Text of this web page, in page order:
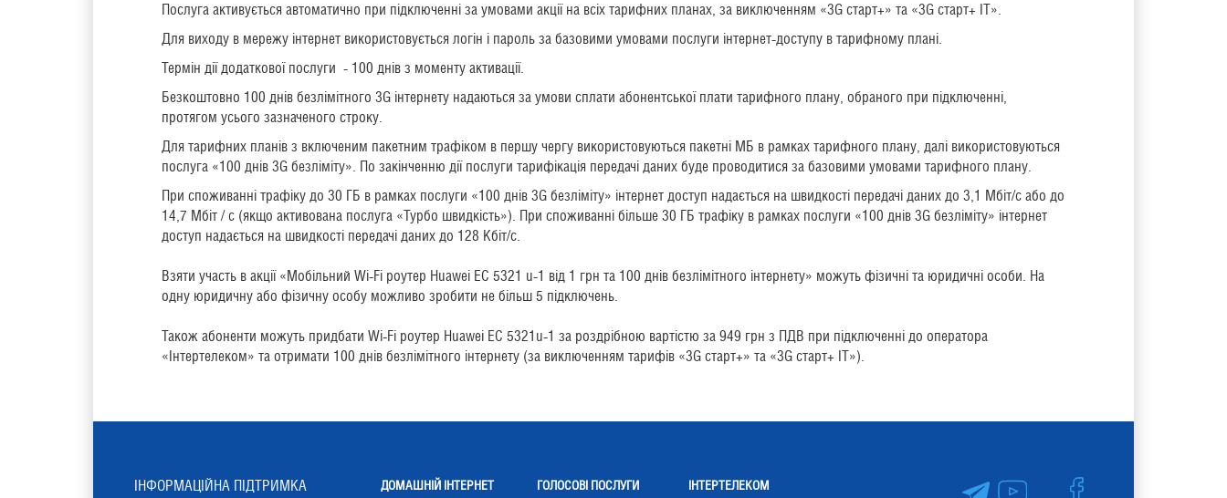
Послуга активується автоматично при підключенні за умовами акції на всіх тарифних планах, за виключенням «3G старт+» та «3G старт+ IT».
Для виходу в мережу інтернет використовується логін і пароль за базовими умовами послуги інтернет-доступу в тарифному плані.
Термін дії додаткової послуги - 100 днів з моменту активації.
Безкоштовно 100 днів безлімітного 3G інтернету надаються за умови сплати абонентської плати тарифного плану, обраного при підключенні,
протягом усього зазначеного строку.
Для тарифних планів з включеним пакетним трафіком в першу чергу використовуються пакетні МБ в рамках тарифного плану, далі використовуються
послуга «100 днів 3G безліміту». По закінченню дії послуги тарифікація передачі даних буде проводитися за базовими умовами тарифного плану.
При споживанні трафіку до 30 ГБ в рамках послуги «100 днів 3G безліміту» інтернет доступ надається на швидкості передачі даних до 3,1 Мбіт/с або до
14,7 Мбіт / с (якщо активована послуга «Турбо швидкість»). При споживанні більше 30 ГБ трафіку в рамках послуги «100 днів 3G безліміту» інтернет
доступ надається на швидкості передачі даних до 128 Кбіт/с.
Взяти участь в акції «Мобільний Wi-Fi роутер Huawei EC 5321 u-1 від 1 грн та 100 днів безлімітного інтернету» можуть фізичні та юридичні особи. На
одну юридичну або фізичну особу можливо зробити не більш 5 підключень.
Також абоненти можуть придбати Wi-Fi роутер Huawei EC 5321u-1 за роздрібною вартістю за 949 грн з ПДВ при підключенні до оператора
«Інтертелеком» та отримати 100 днів безлімітного інтернету (за виключенням тарифів «3G старт+» та «3G старт+ IT»).
ІНФОРМАЦІЙНА ПІДТРИМКА
ДОМАШНІЙ ІНТЕРНЕТ
ГОЛОСОВІ ПОСЛУГИ
ІНТЕРТЕЛЕКОМ